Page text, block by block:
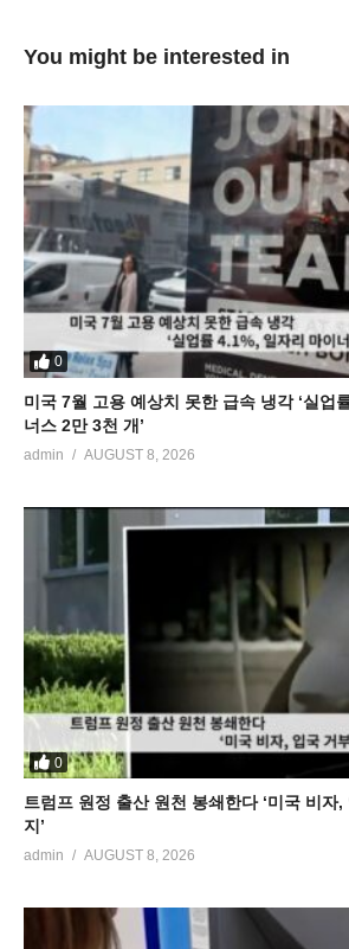
You might be interested in
0
미국 7월 고용 예상치 못한 급속 냉각 ‘실업
너스 2만 3천 개’
admin AUGUST 8, 2026
0
트럼프 원정 출산 원천 봉쇄한다 ‘미국 비자
지’
admin AUGUST 8, 2026